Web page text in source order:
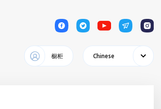
1 1 1 1 1
橱柜 Chinese